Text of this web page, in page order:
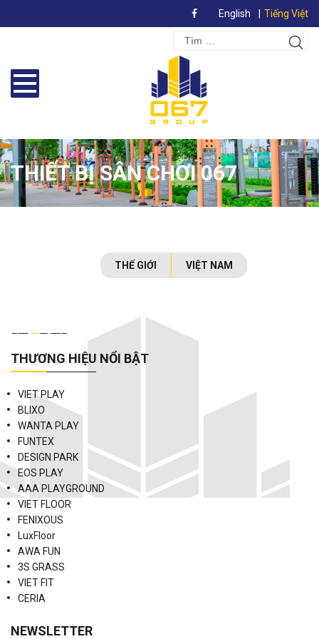
English Tiếng Việt
Search
for:
Tìm
THIẾT BỊ SÂN CHƠI 067
THẾ GIỚI VIỆT NAM
THƯƠNG HIỆU NỔI BẬT
VIET PLAY
BLIXO
WANTA PLAY
FUNTEX
DESIGN PARK
EOS PLAY
AAA PLAYGROUND
VIET FLOOR
FENIXOUS
LuxFloor
AWA FUN
3S GRASS
VIET FIT
CERIA
NEWSLETTER